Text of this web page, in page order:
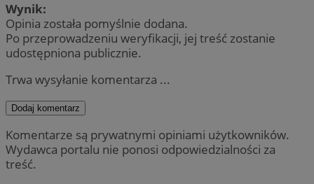
Wynik:
Opinia została pomyślnie dodana.
Po przeprowadzeniu weryfikacji, jej treść zostanie
udostępniona publicznie.
Trwa wysyłanie komentarza ...
Dodaj komentarz
Komentarze są prywatnymi opiniami użytkowników.
Wydawca portalu nie ponosi odpowiedzialności za
treść.